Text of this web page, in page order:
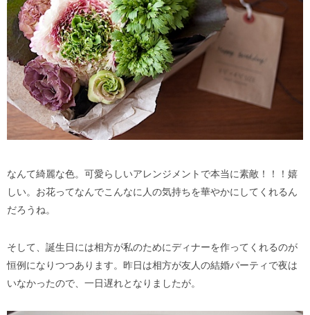
なんて綺麗な色。可愛らしいアレンジメントで本当に素敵！！！嬉
しい。お花ってなんでこんなに人の気持ちを華やかにしてくれるん
だろうね。
そして、誕生日には相方が私のためにディナーを作ってくれるのが
恒例になりつつあります。昨日は相方が友人の結婚パーティで夜は
いなかったので、一日遅れとなりましたが。